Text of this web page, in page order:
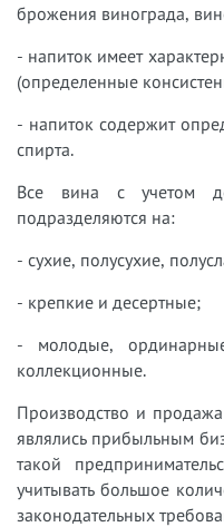
брожения винограда,
- напиток имеет
(определенные
- напиток содержит
спирта.
Все вина с учетом
подразделяются на:
- сухие, полусухие,
- крепкие и десертные;
- молодые,
коллекционные.
Производство и
являлись прибыльным
такой
учитывать большое
законодательных